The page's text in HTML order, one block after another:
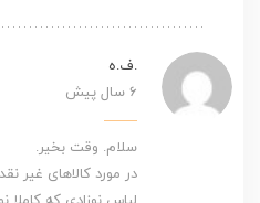
.ف.ه
6 سال پیش
سلام. وقت بخیر.
در مورد کالاهای غیر